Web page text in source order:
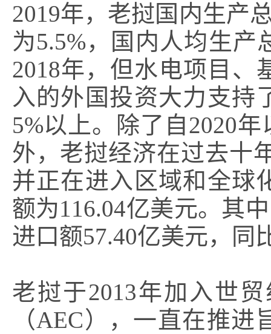
2019年，老挝国内生产
为5.5%，国内人均生产
2018年，但水电项目、
入的外国投资大力支持
5%以上。除了自2020
外，老挝经济在过去十
并正在进入区域和全球
额为116.04亿美元。其
进口额57.40亿美元，同
老挝于2013年加入世
（AEC），一直在推